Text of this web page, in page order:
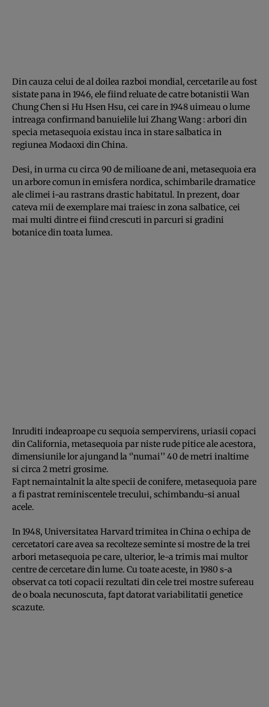
Din cauza celui de al doilea razboi mondial, cercetarile au fost
sistate pana in 1946, ele fiind reluate de catre botanistii Wan
Chung Chen si Hu Hsen Hsu, cei care in 1948 uimeau o lume
intreaga confirmand banuielile lui Zhang Wang : arbori din
specia metasequoia existau inca in stare salbatica in
regiunea Modaoxi din China.
Desi, in urma cu circa 90 de milioane de ani, metasequoia era
un arbore comun in emisfera nordica, schimbarile dramatice
ale climei i-au rastrans drastic habitatul. In prezent, doar
cateva mii de exemplare mai traiesc in zona salbatice, cei
mai multi dintre ei fiind crescuti in parcuri si gradini
botanice din toata lumea.
Inruditi indeaproape cu sequoia sempervirens, uriasii copaci
din California, metasequoia par niste rude pitice ale acestora,
dimensiunile lor ajungand la ‘’numai’’ 40 de metri inaltime
si circa 2 metri grosime.
Fapt nemaintalnit la alte specii de conifere, metasequoia pare
a fi pastrat reminiscentele trecului, schimbandu-si anual
acele.
In 1948, Universitatea Harvard trimitea in China o echipa de
cercetatori care avea sa recolteze seminte si mostre de la trei
arbori metasequoia pe care, ulterior, le-a trimis mai multor
centre de cercetare din lume. Cu toate aceste, in 1980 s-a
observat ca toti copacii rezultati din cele trei mostre sufereau
de o boala necunoscuta, fapt datorat variabilitatii genetice
scazute.